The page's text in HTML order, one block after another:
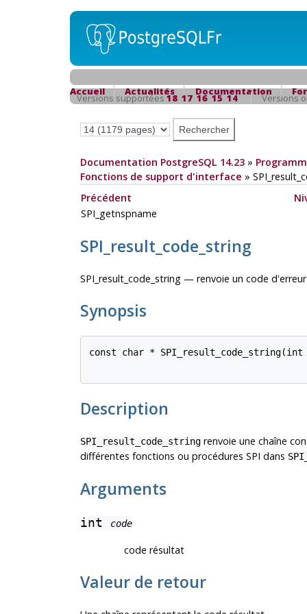
Accueil Actualités Documentation
Versions supportées18 17 16 15 14 Versions
Documentation PostgreSQL 14.23»
Fonctions de support d'interface »
Précédent
SPI_getnspname
SPI_result_code_string
SPI_result_code_string — renvoie un code
Synopsis
const char *
Description
SPI_result_code_stringrenvoie une chaîne
différentes fonctions ou procédures SPI dans
Arguments
int code
code résultat
Valeur de retour